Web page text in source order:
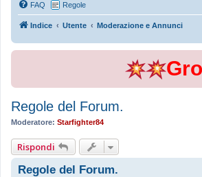
FAQ Regole
Indice Utente Moderazione e Annunci
Regole del Forum.
Moderatore: Starfighter84
Rispondi
Regole del Forum.